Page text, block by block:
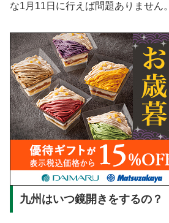
な1月11日に行えば問題ありません。
九州はいつ鏡開きをするの？